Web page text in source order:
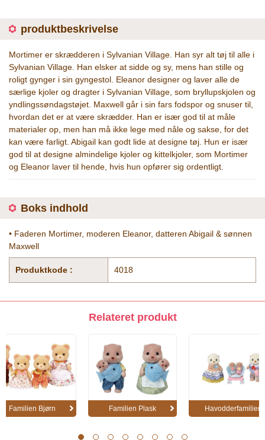
produktbeskrivelse
Mortimer er skrædderen i Sylvanian Village. Han syr alt tøj til alle i
Sylvanian Village. Han elsker at sidde og sy, mens han stille og
roligt gynger i sin gyngestol. Eleanor designer og laver alle de
særlige kjoler og dragter i Sylvanian Village, som bryllupskjolen og
yndlingssøndagstøjet. Maxwell går i sin fars fodspor og snuser til,
hvordan det er at være skrædder. Han er især god til at måle
materialer op, men han må ikke lege med nåle og sakse, for det
kan være farligt. Abigail kan godt lide at designe tøj. Hun er især
god til at designe almindelige kjoler og kittelkjoler, som Mortimer
og Eleanor laver til hende, hvis hun opfører sig ordentligt.
Boks indhold
• Faderen Mortimer, moderen Eleanor, datteren Abigail & sønnen
Maxwell
Produktkode : 4018
Relateret produkt
Familien Bjørn Familien Plask Havodderfamilien